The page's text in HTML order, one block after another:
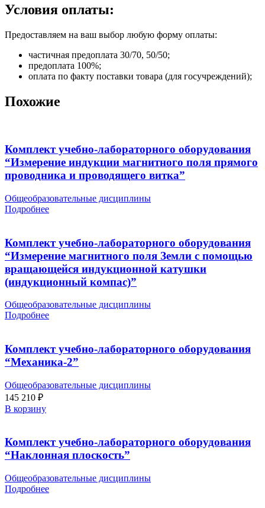
Условия оплаты:
Предоставляем на ваш выбор любую форму оплаты:
частичная предоплата 30/70, 50/50;
предоплата 100%;
оплата по факту поставки товара (для госучреждений);
Похожие
Комплект учебно-лабораторного оборудования
“Измерение индукции магнитного поля прямого
проводника и проводящего витка”
Общеобразовательные дисциплины
Подробнее
Комплект учебно-лабораторного оборудования
“Измерение магнитного поля Земли с помощью
вращающейся индукционной катушки
(индукционный компас)”
Общеобразовательные дисциплины
Подробнее
Комплект учебно-лабораторного оборудования
“Механика-2”
Общеобразовательные дисциплины
145 210 ₽
В корзину
Комплект учебно-лабораторного оборудования
“Наклонная плоскость”
Общеобразовательные дисциплины
Подробнее